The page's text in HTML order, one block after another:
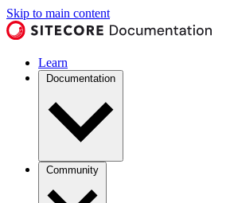
Skip to main content
Learn
Documentation
Community